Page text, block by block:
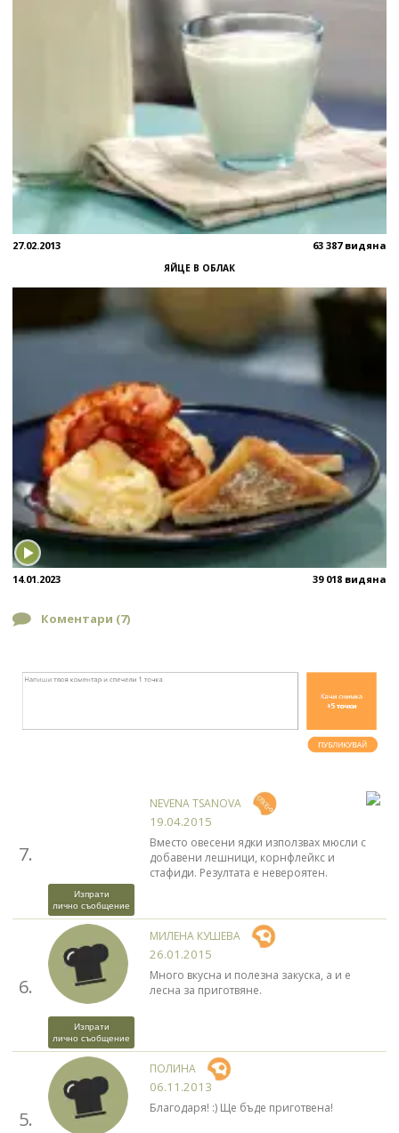
27.02.2013 63 387 видяна
ЯЙЦЕ В ОБЛАК
14.01.2023 39 018 видяна
Коментари (7)
7.
Изпрати
лично съобщение
NEVENA TSANOVA
19.04.2015
Вместо овесени ядки използвах мюсли с
добавени лешници, корнфлейкс и
стафиди. Резултата е невероятен.
6.
Изпрати
лично съобщение
МИЛЕНА КУШЕВА
26.01.2015
Много вкусна и полезна закуска, а и е
лесна за приготвяне.
5.
ПОЛИНА
06.11.2013
Благодаря! :) Ще бъде приготвена!